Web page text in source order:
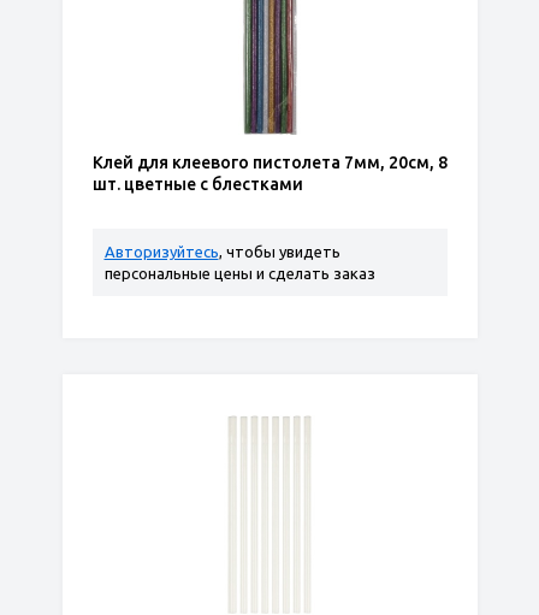
Клей для клеевого пистолета 7мм, 20см, 8
шт. цветные с блестками
Авторизуйтесь, чтобы увидеть
персональные цены и сделать заказ